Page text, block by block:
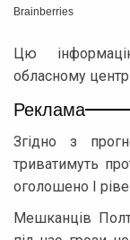
Цю
обласному
Реклама
Згідно з
триватимуть
оголошено І
Мешканців